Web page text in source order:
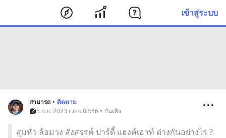
เข้าสู่ระบบ
สามารถ • ติดตาม
5 ก.ย. 2023 เวลา 03:46 • บันเทิง
สุมหัว ล้อมวง สังสรรค์ ปาร์ตี้ แฮงค์เอาท์ ต่างกันอย่างไร ?